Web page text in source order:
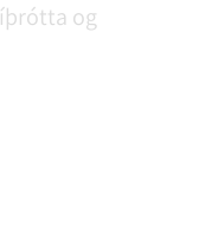
og